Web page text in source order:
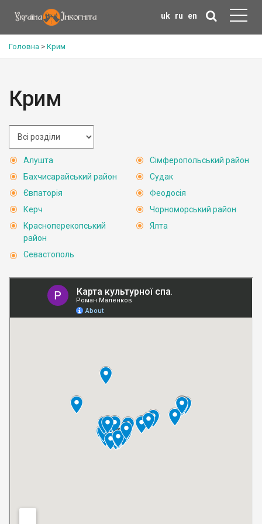
uk ru en
Головна > Крим
Крим
Алушта
Бахчисарайський район
Євпаторія
Керч
Красноперекопський
район
Севастополь
Сімферопольський район
Судак
Феодосія
Чорноморський район
Ялта